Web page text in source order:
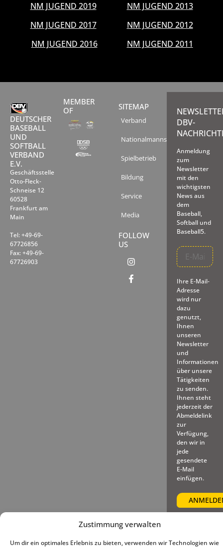
Zustimmung verwalten
Um dir ein optimales Erlebnis zu bieten, verwenden wir Technologien wie
NM JUGEND 2019
NM JUGEND 2017
NM JUGEND 2016
NM JUGEND 2013
NM JUGEND 2012
NM JUGEND 2011
DEUTSCHER
BASEBALL
UND
SOFTBALL
VERBAND
E.V.
Geschäftsstelle
Otto-Fleck-
Schneise 12
60528
Frankfurt am
Main
Tel: +49-69-
67726856
Fax: +49-69-
67726903
MEMBER
OF
SITEMAP
Verband
Nationalmannschaften
Spielbetrieb
Bildung
Service
Media
FOLLOW
US
DBV-
Anmeldung
zum
Newsletter
mit den
wichtigsten
News aus
dem
Baseball,
Softball und
Baseball5.
Ihre E-Mail-
Adresse
wird nur
dazu
genutzt,
Ihnen
unseren
Newsletter
und
Informationen
über unsere
Tätigkeiten
zu senden.
Ihnen steht
jederzeit der
Abmeldelink
zur
Verfügung,
den wir in
jede
gesendete
E-Mail
einfügen.
© 2025 – Deutscher Baseball
Impressum|Datenschutz|